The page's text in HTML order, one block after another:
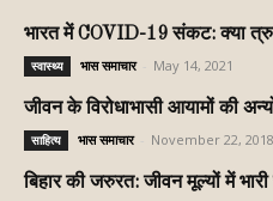
भारत में COVID-19 संकट: क्या
स्वास्थ्य भास समाचार May 14, 2021
जीवन के विरोधाभासी आयामों की
साहित्य भास समाचार November 22, 2018
बिहार की जरुरत: जीवन मूल्यों में